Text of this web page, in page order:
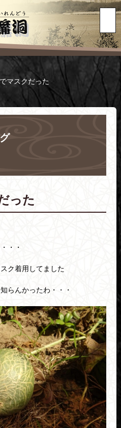
マスクだった
った
・・
ク着用してました
んかったわ・・・